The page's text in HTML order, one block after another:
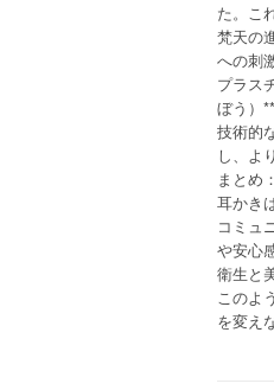
た。こ
梵天の
への刺
プラス
ぼう）
技術的
し、よ
まとめ
耳かき
コミュ
や安心
衛生と
このよ
を変え